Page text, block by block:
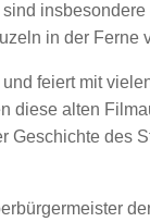
in der Ferne
feiert mit
diese alten
Geschichte des